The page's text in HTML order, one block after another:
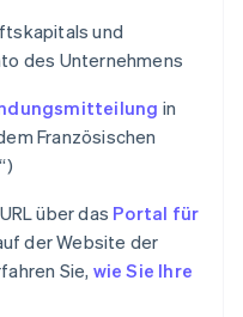
und
des Unternehmens
in
Französischen
über das Portal für
der Website der
Sie, wie Sie Ihre